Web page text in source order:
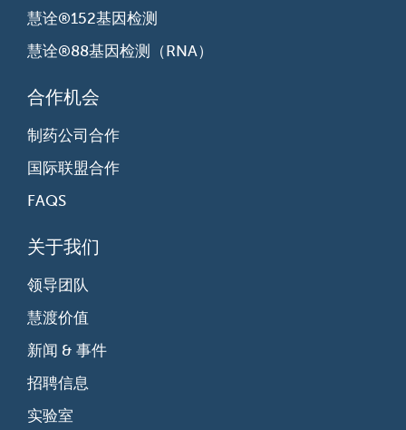
慧诠®152基因检测
慧诠®88基因检测（RNA）
合作机会
制药公司合作
国际联盟合作
FAQS
关于我们
领导团队
慧渡价值
新闻 & 事件
招聘信息
实验室